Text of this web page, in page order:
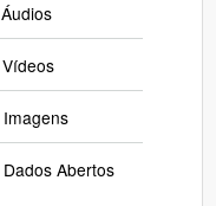
Áudios
Vídeos
Imagens
Dados Abertos